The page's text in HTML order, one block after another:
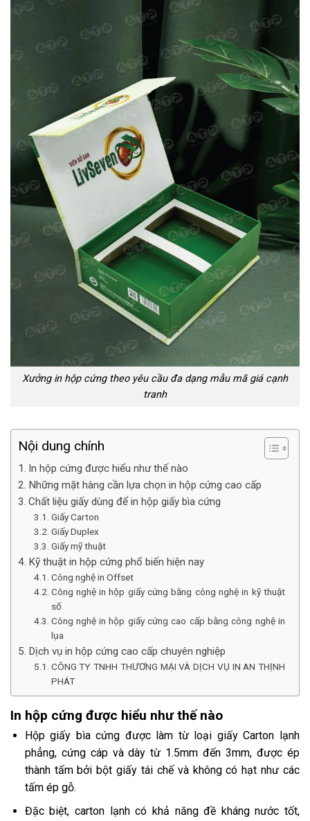
Xưởng in hộp cứng theo yêu cầu đa dạng mẫu mã giá cạnh
tranh
Nội dung chính
In hộp cứng được hiểu như thế nào
Những mặt hàng cần lựa chọn in hộp cứng cao cấp
Chất liệu giấy dùng để in hộp giấy bìa cứng
Giấy Carton
Giấy Duplex
Giấy mỹ thuật
Kỹ thuật in hộp cứng phổ biến hiện nay
Công nghệ in Offset
Công nghệ in hộp giấy cứng bằng công nghệ in kỹ thuật
số
Công nghệ in hộp giấy cứng cao cấp bằng công nghệ in
lụa
Dịch vụ in hộp cứng cao cấp chuyên nghiệp
CÔNG TY TNHH THƯƠNG MẠI VÀ DỊCH VỤ IN AN THỊNH
PHÁT
In hộp cứng được hiểu như thế nào
Hộp giấy bìa cứng được làm từ loại giấy Carton lạnh
phẳng, cứng cáp và dày từ 1.5mm đến 3mm, được ép
thành tấm bởi bột giấy tái chế và không có hạt như các
tấm ép gỗ.
Đặc biệt, carton lạnh có khả năng đề kháng nước tốt,